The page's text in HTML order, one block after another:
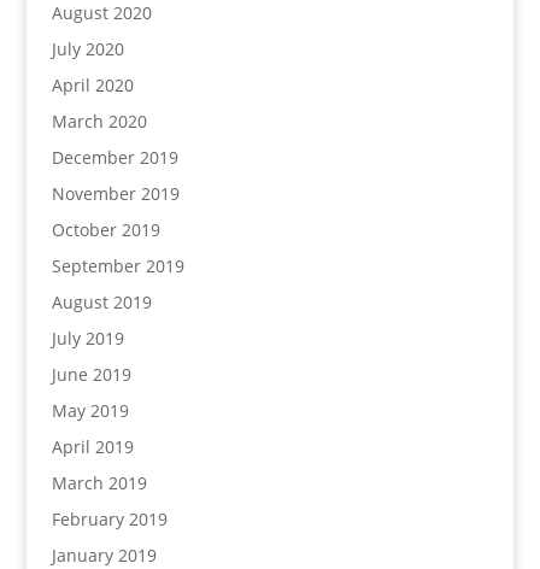
August 2020
July 2020
April 2020
March 2020
December 2019
November 2019
October 2019
September 2019
August 2019
July 2019
June 2019
May 2019
April 2019
March 2019
February 2019
January 2019